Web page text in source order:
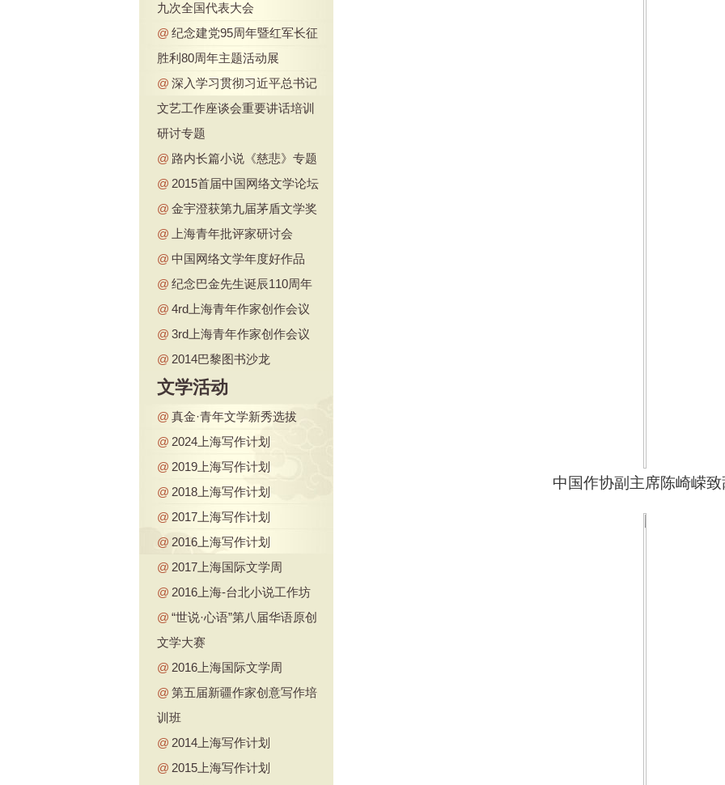
九次全国代表大会
@ 纪念建党95周年暨红军长征
胜利80周年主题活动展
@ 深入学习贯彻习近平总书记
文艺工作座谈会重要讲话培训
研讨专题
@ 路内长篇小说《慈悲》专题
@ 2015首届中国网络文学论坛
@ 金宇澄获第九届茅盾文学奖
@
上海青年批评家研讨会
@ 中国网络文学年度好作品
@ 纪念巴金先生诞辰110周年
@ 4rd上海青年作家创作会议
@ 3rd上海青年作家创作会议
@ 2014巴黎图书沙龙
文学活动
@ 真金·青年文学新秀选拔
@ 2024上海写作计划
@ 2019上海写作计划
@ 2018上海写作计划
@ 2017上海写作计划
@ 2016上海写作计划
@ 2017上海国际文学周
@ 2016上海-台北小说工作坊
@ “世说·心语”第八届华语原创
文学大赛
@ 2016上海国际文学周
@ 第五届新疆作家创意写作培
训班
@ 2014上海写作计划
@ 2015上海写作计划
中国作协副主席陈崎嵘致